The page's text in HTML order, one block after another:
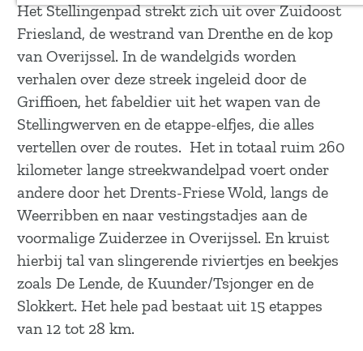
a
g
i
n
a
Het Stellingenpad strekt zich uit over Zuidoost
Friesland, de westrand van Drenthe en de kop
van Overijssel. In de wandelgids worden
verhalen over deze streek ingeleid door de
Griffioen, het fabeldier uit het wapen van de
Stellingwerven en de etappe-elfjes, die alles
vertellen over de routes. Het in totaal ruim 260
kilometer lange streekwandelpad voert onder
andere door het Drents-Friese Wold, langs de
Weerribben en naar vestingstadjes aan de
voormalige Zuiderzee in Overijssel. En kruist
hierbij tal van slingerende riviertjes en beekjes
zoals De Lende, de Kuunder/Tsjonger en de
Slokkert. Het hele pad bestaat uit 15 etappes
van 12 tot 28 km.